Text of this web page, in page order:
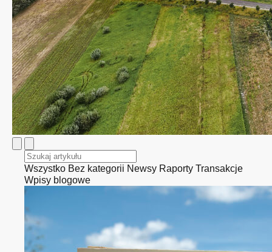
Wszystko Bez kategorii Newsy Raporty Transakcje
Wpisy blogowe